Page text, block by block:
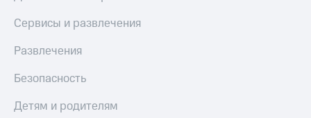
Сервисы и развлечения
Развлечения
Безопасность
Детям и родителям